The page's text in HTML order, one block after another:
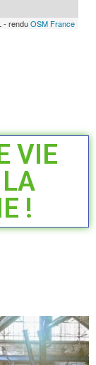
- renduOSM France
VIE
!